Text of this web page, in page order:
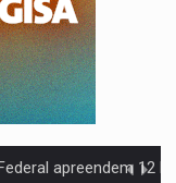
12 kg de skunk e arma que